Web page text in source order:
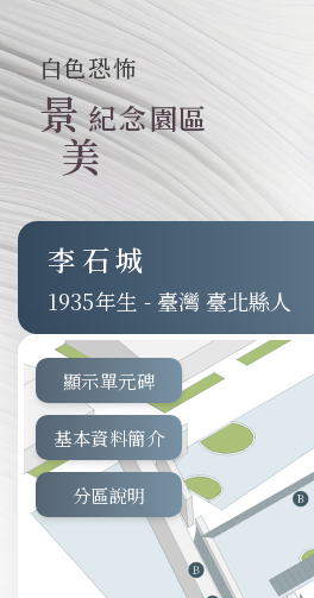
白色恐怖
景
美
紀念園區
李石城
1935 - 臺灣 臺北縣人
顯示單元碑
基本資料簡介
分區說明